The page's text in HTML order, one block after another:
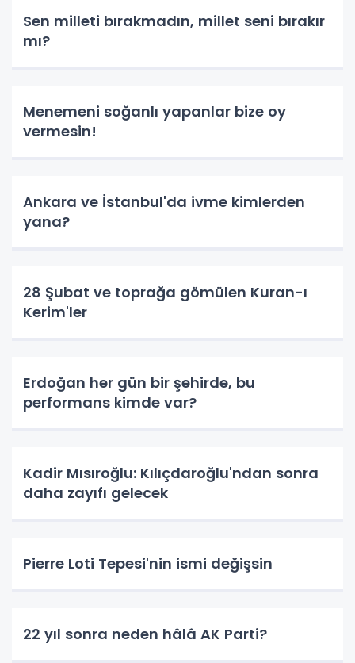
Sen milleti bırakmadın, millet seni bırakır
mı?
Menemeni soğanlı yapanlar bize oy
vermesin!
Ankara ve İstanbul'da ivme kimlerden
yana?
28 Şubat ve toprağa gömülen Kuran-ı
Kerim'ler
Erdoğan her gün bir şehirde, bu
performans kimde var?
Kadir Mısıroğlu: Kılıçdaroğlu'ndan sonra
daha zayıfı gelecek
Pierre Loti Tepesi'nin ismi değişsin
22 yıl sonra neden hâlâ AK Parti?